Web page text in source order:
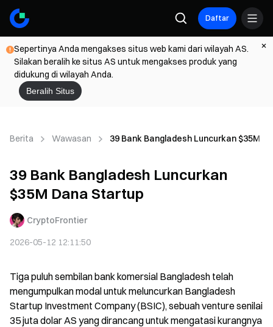
Daftar
Sepertinya Anda mengakses situs web kami dari wilayah AS.
Silakan beralih ke situs AS untuk mengakses produk yang
didukung di wilayah Anda.
Beralih Situs
Berita Wawasan 39 Bank Bangladesh Luncurkan $35M
39 Bank Bangladesh Luncurkan
$35M Dana Startup
CryptoFrontier
2026-05-12 12:11:50
Tiga puluh sembilan bank komersial Bangladesh telah
mengumpulkan modal untuk meluncurkan Bangladesh
Startup Investment Company (BSIC), sebuah venture senilai
35 juta dolar AS yang dirancang untuk mengatasi kurangnya